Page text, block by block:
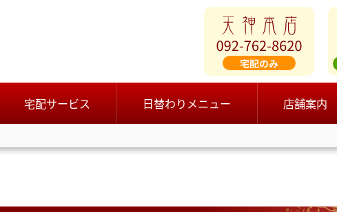
宅配サービス 日替わりメニュー 店舗案内